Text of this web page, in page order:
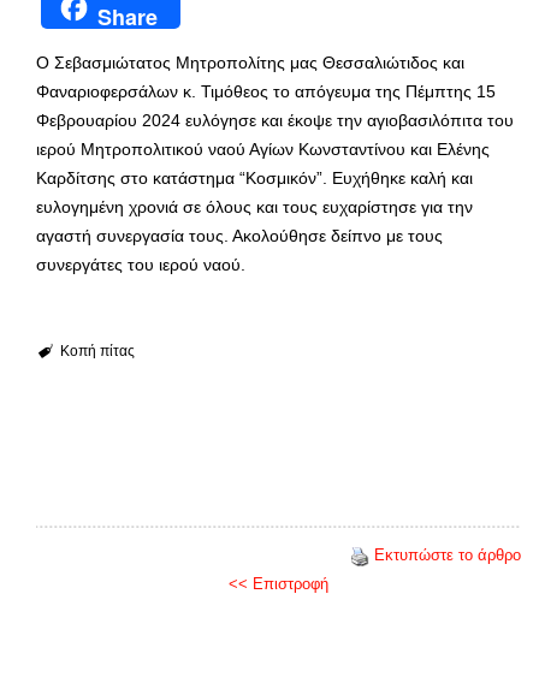
Share
Ο Σεβασμιώτατος Μητροπολίτης μας Θεσσαλιώτιδος και
Φαναριοφερσάλων κ. Τιμόθεος το απόγευμα της Πέμπτης 15
Φεβρουαρίου 2024 ευλόγησε και έκοψε την αγιοβασιλόπιτα του
ιερού Μητροπολιτικού ναού Αγίων Κωνσταντίνου και Ελένης
Καρδίτσης στο κατάστημα “Κοσμικόν”. Ευχήθηκε καλή και
ευλογημένη χρονιά σε όλους και τους ευχαρίστησε για την
αγαστή συνεργασία τους. Ακολούθησε δείπνο με τους
συνεργάτες του ιερού ναού.
Κοπή πίτας
Εκτυπώστε το άρθρο
<< Επιστροφή